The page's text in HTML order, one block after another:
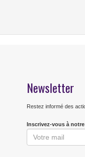
Newsletter
Restez informé des
Inscrivez-vous à